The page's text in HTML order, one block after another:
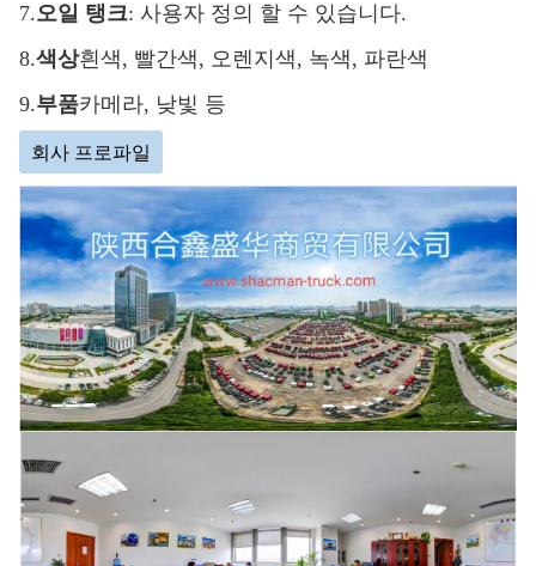
7.오일 탱크: 사용자 정의 할 수 있습니다.
8.색상흰색, 빨간색, 오렌지색, 녹색, 파란색
9.부품카메라, 낮빛 등
회사 프로파일